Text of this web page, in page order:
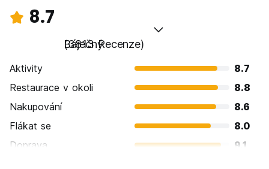
8.7
Báječný
(3813 Recenze)
Aktivity
8.7
Restaurace v okoli
8.8
Nakupování
8.6
Flákat se
8.0
Doprava
9.1